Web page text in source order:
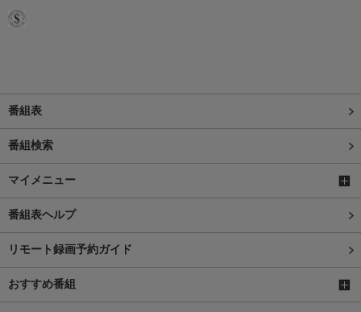
番組表
番組検索
マイメニュー
番組表ヘルプ
リモート録画予約ガイド
おすすめ番組